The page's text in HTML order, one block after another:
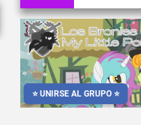
⭐ UNIRSE AL GRUPO ⭐